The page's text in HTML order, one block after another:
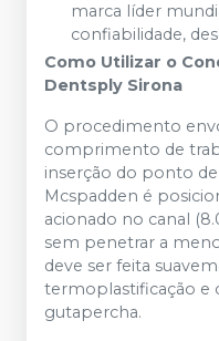
marca líder
confiabilidade,
Como Utilizar o
Dentsply Sirona
O procedimento
comprimento de
inserção do ponto
Mcspadden é
acionado no canal
sem penetrar a
deve ser feita
termoplastificação e
gutapercha.